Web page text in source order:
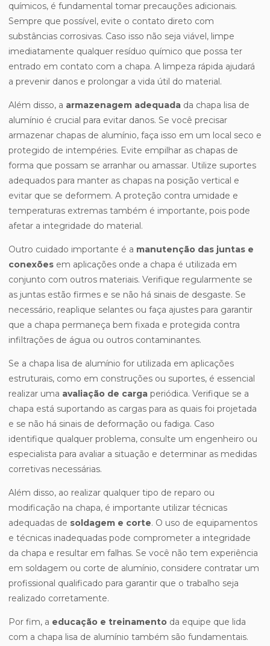
químicos, é fundamental tomar precauções adicionais.
Sempre que possível, evite o contato direto com
substâncias corrosivas. Caso isso não seja viável, limpe
imediatamente qualquer resíduo químico que possa ter
entrado em contato com a chapa. A limpeza rápida ajudará
a prevenir danos e prolongar a vida útil do material.
Além disso, a armazenagem adequada da chapa lisa de
alumínio é crucial para evitar danos. Se você precisar
armazenar chapas de alumínio, faça isso em um local seco e
protegido de intempéries. Evite empilhar as chapas de
forma que possam se arranhar ou amassar. Utilize suportes
adequados para manter as chapas na posição vertical e
evitar que se deformem. A proteção contra umidade e
temperaturas extremas também é importante, pois pode
afetar a integridade do material.
Outro cuidado importante é a manutenção das juntas e
conexões em aplicações onde a chapa é utilizada em
conjunto com outros materiais. Verifique regularmente se
as juntas estão firmes e se não há sinais de desgaste. Se
necessário, reaplique selantes ou faça ajustes para garantir
que a chapa permaneça bem fixada e protegida contra
infiltrações de água ou outros contaminantes.
Se a chapa lisa de alumínio for utilizada em aplicações
estruturais, como em construções ou suportes, é essencial
realizar uma avaliação de carga periódica. Verifique se a
chapa está suportando as cargas para as quais foi projetada
e se não há sinais de deformação ou fadiga. Caso
identifique qualquer problema, consulte um engenheiro ou
especialista para avaliar a situação e determinar as medidas
corretivas necessárias.
Além disso, ao realizar qualquer tipo de reparo ou
modificação na chapa, é importante utilizar técnicas
adequadas de soldagem e corte. O uso de equipamentos
e técnicas inadequadas pode comprometer a integridade
da chapa e resultar em falhas. Se você não tem experiência
em soldagem ou corte de alumínio, considere contratar um
profissional qualificado para garantir que o trabalho seja
realizado corretamente.
Por fim, a educação e treinamento da equipe que lida
com a chapa lisa de alumínio também são fundamentais.